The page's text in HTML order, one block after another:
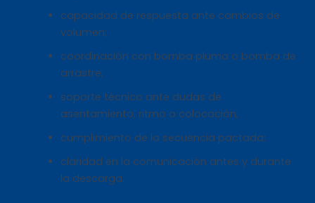
capacidad de respuesta ante cambios de
volumen;
coordinación con bomba pluma o bomba de
arrastre;
soporte técnico ante dudas de
asentamiento, ritmo o colocación;
cumplimiento de la secuencia pactada;
claridad en la comunicación antes y durante
la descarga.